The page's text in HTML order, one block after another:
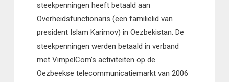
steekpenningen heeft betaald aan
Overheidsfunctionaris (een familielid van
president Islam Karimov) in Oezbekistan. De
steekpenningen werden betaald in verband
met VimpelCom’s activiteiten op de
Oezbeekse telecommunicatiemarkt van 2006